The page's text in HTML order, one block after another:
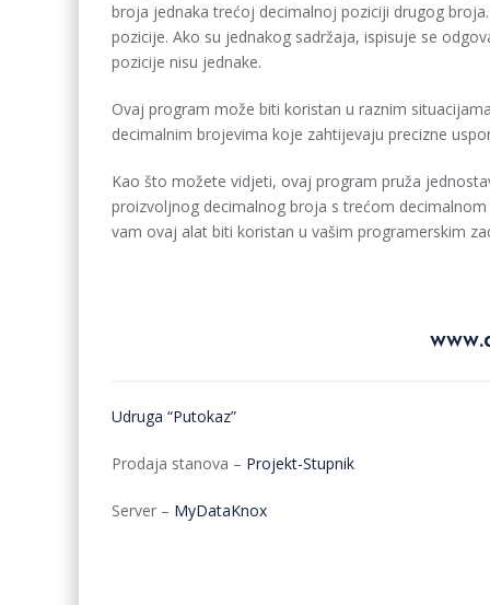
broja jednaka trećoj decimalnoj poziciji drugog
pozicije. Ako su jednakog sadržaja, ispisuje se
pozicije nisu jednake.
Ovaj program može biti koristan u raznim
decimalnim brojevima koje zahtijevaju precizne
Kao što možete vidjeti, ovaj program pruža
proizvoljnog decimalnog broja s trećom
vam ovaj alat biti koristan u vašim programerskim
Udruga “Putokaz”
Prodaja stanova – Projekt-Stupnik
Server – MyDataKnox